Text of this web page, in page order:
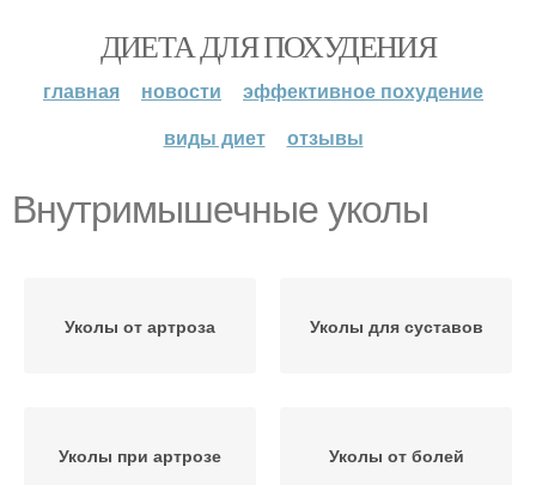
ДИЕТА ДЛЯ ПОХУДЕНИЯ
главная новости
эффективное похудение
виды диет
отзывы
Внутримышечные уколы
Уколы от артроза Уколы для суставов
Уколы при артрозе Уколы от болей